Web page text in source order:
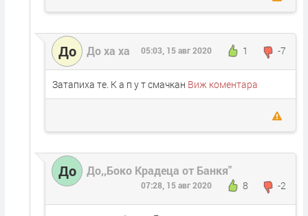
До До ха ха 1 -7
05:03, 15 авг 2020
Затапиха те. К а п у т смачкан Виж коментара
До До,,Боко Крадеца от Банкя"
8 -2
07:28, 15 авг 2020